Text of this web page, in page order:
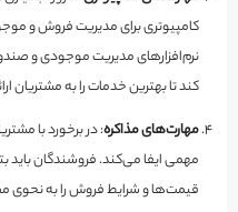
کامپیوتری برای مدیریت فروش و
نرم‌افزارهای مدیریت موجودی و
کند تا بهترین خدمات را به مشتریان
مهارت‌های مذاکره: در برخورد با
مهمی ایفا می‌کند. فروشندگان باید
قیمت‌ها و شرایط فروش را به نحوی